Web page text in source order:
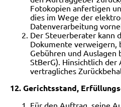
Fotokopien anfertigen
dies im Wege der
Datenverarbeitung
Der Steuerberater kann
Dokumente verweigern,
Gebühren und Auslagen
StBerG). Hinsichtlich
vertragliches
12. Gerichtsstand,
Für den Auftrag, seine